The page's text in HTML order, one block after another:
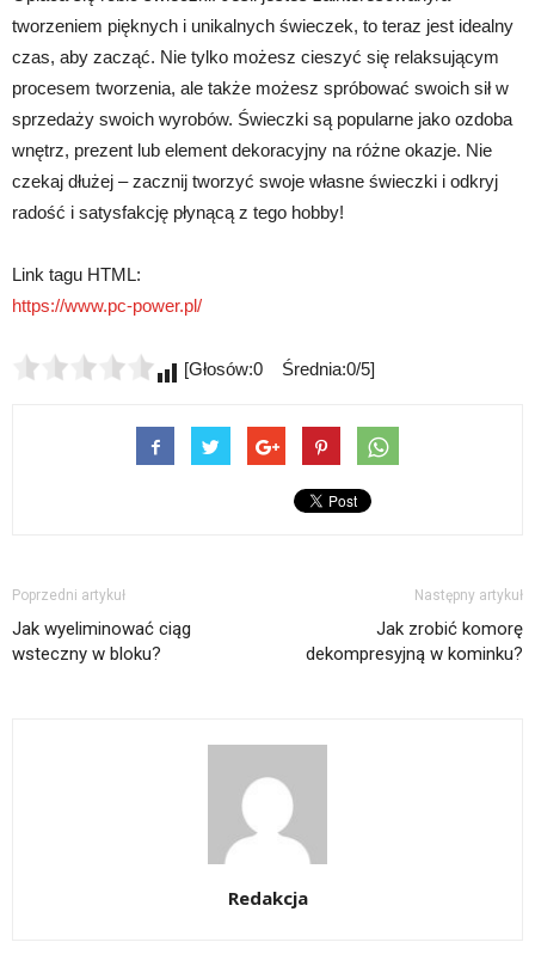
tworzeniem pięknych i unikalnych świeczek, to teraz jest idealny
czas, aby zacząć. Nie tylko możesz cieszyć się relaksującym
procesem tworzenia, ale także możesz spróbować swoich sił w
sprzedaży swoich wyrobów. Świeczki są popularne jako ozdoba
wnętrz, prezent lub element dekoracyjny na różne okazje. Nie
czekaj dłużej – zacznij tworzyć swoje własne świeczki i odkryj
radość i satysfakcję płynącą z tego hobby!
Link tagu HTML:
https://www.pc-power.pl/
[Głosów:0 Średnia:0/5]
Poprzedni artykuł
Jak wyeliminować ciąg
wsteczny w bloku?
Następny artykuł
Jak zrobić komorę
dekompresyjną w kominku?
Redakcja